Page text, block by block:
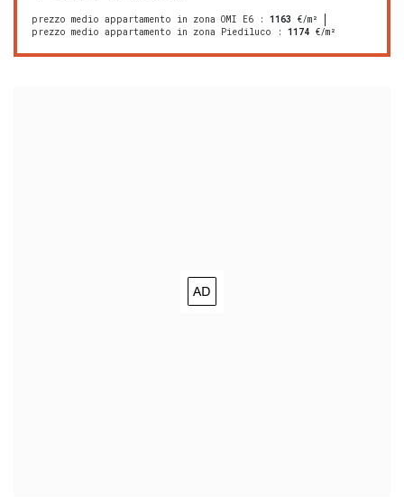
prezzo medio appartamento in zona OMI E6 : 1163 €/m²
prezzo medio appartamento in zona Piediluco : 1174 €/m²